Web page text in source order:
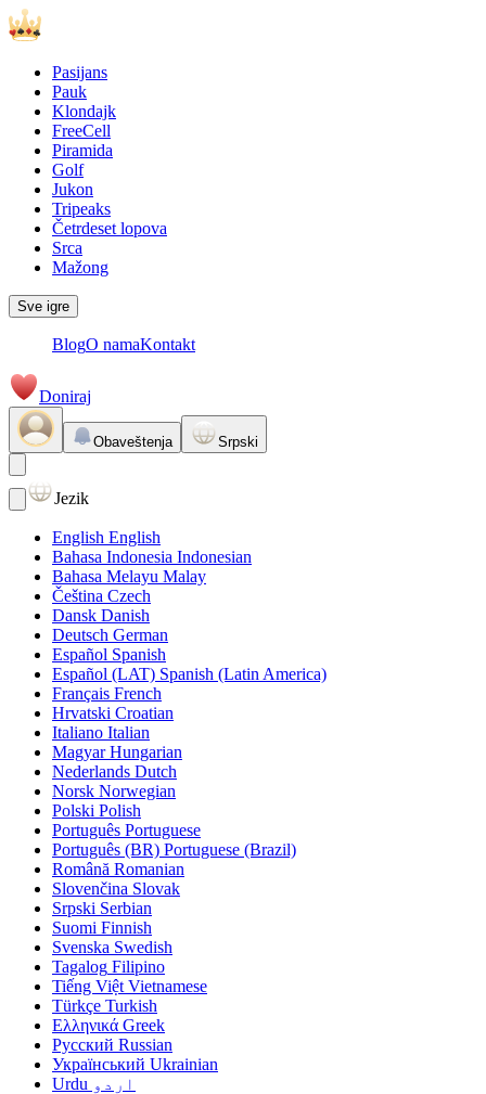
Pasijans
Pauk
Klondajk
FreeCell
Piramida
Golf
Jukon
Tripeaks
Četrdeset lopova
Srca
Mažong
Sve igre
BlogO namaKontakt
Doniraj
Obaveštenja Srpski
Jezik
English English
Bahasa Indonesia Indonesian
Bahasa Melayu Malay
Čeština Czech
Dansk Danish
Deutsch German
Español Spanish
Español (LAT) Spanish (Latin America)
Français French
Hrvatski Croatian
Italiano Italian
Magyar Hungarian
Nederlands Dutch
Norsk Norwegian
Polski Polish
Português Portuguese
Português (BR) Portuguese (Brazil)
Română Romanian
Slovenčina Slovak
Srpski Serbian
Suomi Finnish
Svenska Swedish
Tagalog Filipino
Tiếng Việt Vietnamese
Türkçe Turkish
Ελληνικά Greek
Русский Russian
Український Ukrainian
اردو Urdu